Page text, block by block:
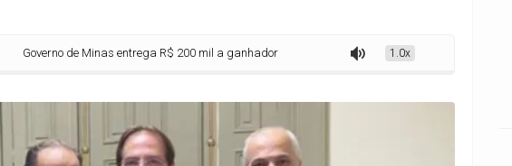
de Minas entrega R$ 200 mil a ganhador do sorteio especial da Nota Fiscal Mineira
1.0x